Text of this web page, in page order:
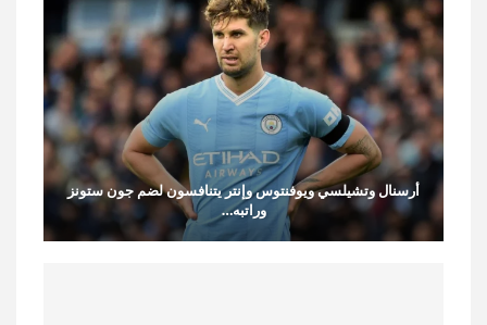
أرسنال وتشيلسي ويوفنتوس وإنتر يتنافسون لضم جون ستونز
وراتبه…